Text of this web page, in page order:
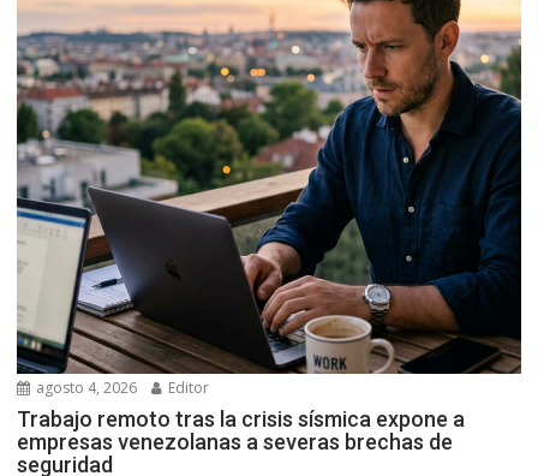
agosto 4, 2026 Editor
Trabajo remoto tras la crisis sísmica expone a
empresas venezolanas a severas brechas de
seguridad